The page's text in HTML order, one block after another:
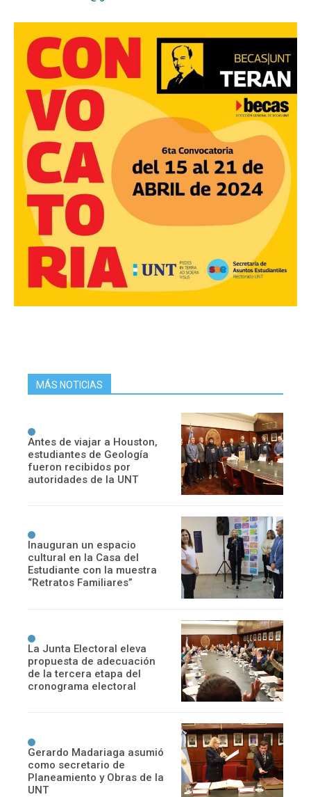
MÁS NOTICIAS
Antes de viajar a Houston,
estudiantes de Geología
fueron recibidos por
autoridades de la UNT
Inauguran un espacio
cultural en la Casa del
Estudiante con la muestra
“Retratos Familiares”
La Junta Electoral eleva
propuesta de adecuación
de la tercera etapa del
cronograma electoral
Gerardo Madariaga asumió
como secretario de
Planeamiento y Obras de la
UNT